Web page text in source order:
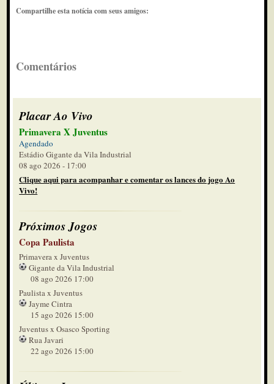
Compartilhe esta notícia com seus amigos:
Comentários
Placar Ao Vivo
Primavera X Juventus
Agendado
Estádio Gigante da Vila Industrial
08 ago 2026 - 17:00
Clique aqui para acompanhar e comentar os lances do jogo Ao
Vivo!
Próximos Jogos
Copa Paulista
Primavera x Juventus
Gigante da Vila Industrial
08 ago 2026 17:00
Paulista x Juventus
Jayme Cintra
15 ago 2026 15:00
Juventus x Osasco Sporting
Rua Javari
22 ago 2026 15:00